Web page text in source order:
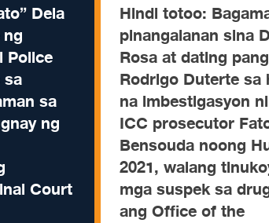
Dela
Police
sa
sa
ng
Court
Hindi totoo:
pinangalanan sina
Rosa at dating
Rodrigo Duterte sa
na imbestigasyon
ICC prosecutor
Bensouda noong
2021, walang
mga suspek sa
ang Office of the